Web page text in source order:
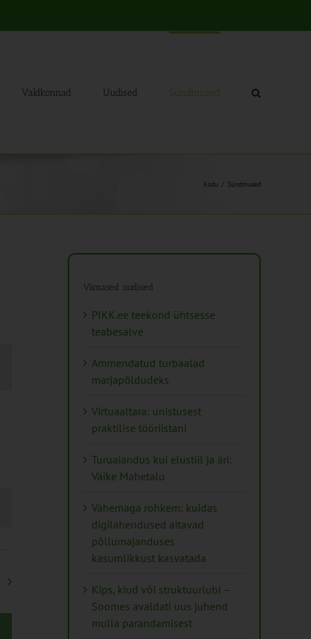
Valdkonnad Uudised Sündmused
Kodu Sündmused
Viimased uudised
PIKK.ee teekond ühtsesse
teabesalve
Ammendatud turbaalad
marjapõldudeks
Virtuaaltara: unistusest
praktilise tööriistani
Turuaiandus kui elustiil ja äri:
Väike Mahetalu
Vähemaga rohkem: kuidas
digilahendused aitavad
põllumajanduses
kasumlikkust kasvatada
Kips, kiud või struktuurlubi –
Soomes avaldati uus juhend
mulla parandamisest